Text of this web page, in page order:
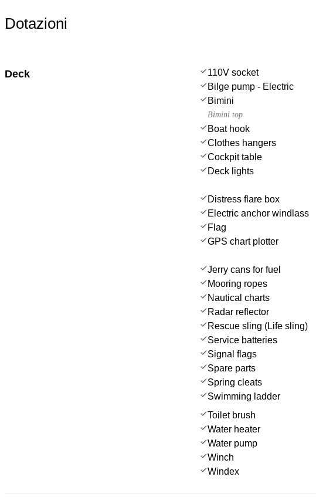
Dotazioni
Deck 110V socket
Bilge pump - Electric
Bimini
Bimini top
Boat hook
Clothes hangers
Cockpit table
Deck lights
Distress flare box
Electric anchor windlass
Flag
GPS chart plotter
Jerry cans for fuel
Mooring ropes
Nautical charts
Radar reflector
Rescue sling (Life sling)
Service batteries
Signal flags
Spare parts
Spring cleats
Swimming ladder
Toilet brush
Water heater
Water pump
Winch
Windex